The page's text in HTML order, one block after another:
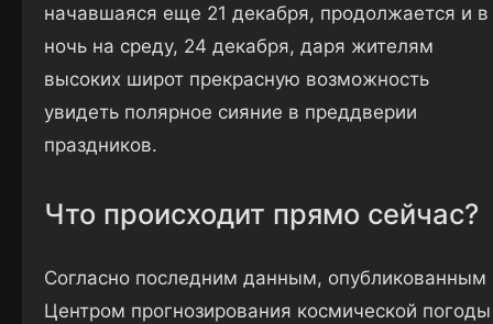
начавшаяся еще 21 декабря, продолжается и в
ночь на среду, 24 декабря, даря жителям
высоких широт прекрасную возможность
увидеть полярное сияние в преддверии
праздников.
Что происходит прямо сейчас?
Согласно последним данным, опубликованным
Центром прогнозирования космической погоды